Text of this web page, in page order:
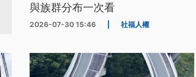
與族群分布一次看
2026-07-30 15:46 社福人權